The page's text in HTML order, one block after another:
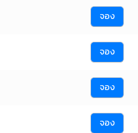
จอง
จอง
จอง
จอง